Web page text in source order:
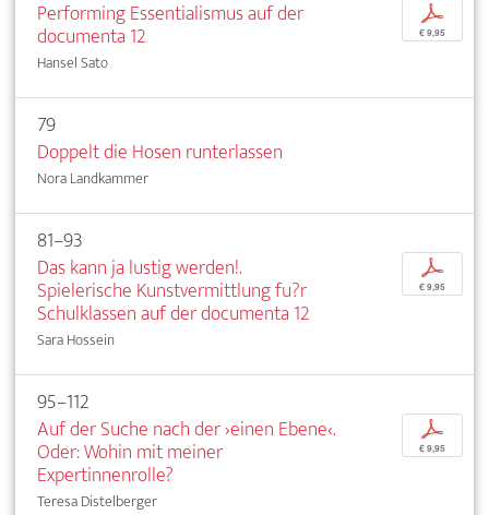
Performing Essentialismus auf der
documenta 12
Hansel Sato
p
€ 9,95
79
Doppelt die Hosen runterlassen
Nora Landkammer
81–93
Das kann ja lustig werden!.
Spielerische Kunstvermittlung fu?r
Schulklassen auf der documenta 12
Sara Hossein
p
€ 9,95
95–112
Auf der Suche nach der ›einen Ebene‹.
Oder: Wohin mit meiner
Expertinnenrolle?
Teresa Distelberger
p
€ 9,95